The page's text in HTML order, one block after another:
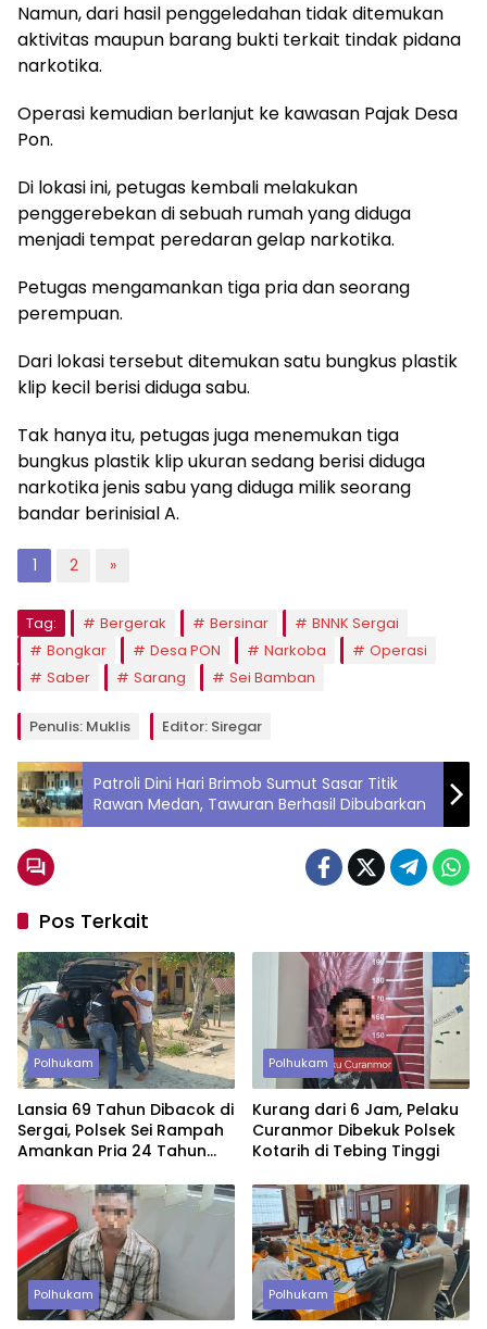
Namun, dari hasil penggeledahan tidak ditemukan
aktivitas maupun barang bukti terkait tindak pidana
narkotika.
Operasi kemudian berlanjut ke kawasan Pajak Desa
Pon.
Di lokasi ini, petugas kembali melakukan
penggerebekan di sebuah rumah yang diduga
menjadi tempat peredaran gelap narkotika.
Petugas mengamankan tiga pria dan seorang
perempuan.
Dari lokasi tersebut ditemukan satu bungkus plastik
klip kecil berisi diduga sabu.
Tak hanya itu, petugas juga menemukan tiga
bungkus plastik klip ukuran sedang berisi diduga
narkotika jenis sabu yang diduga milik seorang
bandar berinisial A.
1 2 »
Tag: Bergerak Bersinar
BNNK Sergai
Bongkar
Desa PON Narkoba
Operasi
Saber
Sarang Sei Bamban
Penulis: Muklis Editor: Siregar
Patroli Dini Hari Brimob Sumut Sasar Titik
Rawan Medan, Tawuran Berhasil Dibubarkan
Pos Terkait
Polhukam
Lansia 69 Tahun Dibacok di
Sergai, Polsek Sei Rampah
Amankan Pria 24 Tahun
Polhukam
Kurang dari 6 Jam, Pelaku
Curanmor Dibekuk Polsek
Kotarih di Tebing Tinggi
Polhukam Polhukam